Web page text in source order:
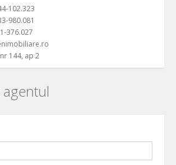
102.323
980.081
376.027
144, ap 2